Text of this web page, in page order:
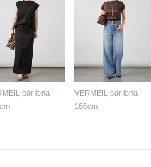
par iena
VERMEIL par iena
166cm